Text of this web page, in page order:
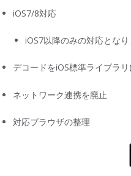
iOS7/8対応
iOS7以降のみの対応となり
デコードをiOS標準ライブラ
ネットワーク連携を廃止
対応ブラウザの整理